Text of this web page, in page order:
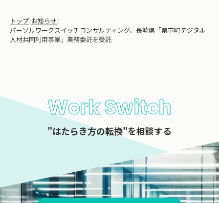
トップ/お知らせ/
パーソルワークスイッチコンサルティング、長崎県「県市町デジタル
人材共同利用事業」業務委託を受託
Work Switch
"はたらき方の転換"を相談する